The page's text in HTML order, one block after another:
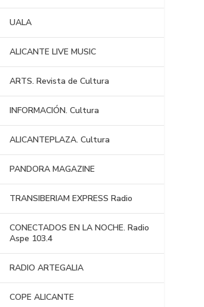
UALA
ALICANTE LIVE MUSIC
ARTS. Revista de Cultura
INFORMACIÓN. Cultura
ALICANTEPLAZA. Cultura
PANDORA MAGAZINE
TRANSIBERIAM EXPRESS Radio
CONECTADOS EN LA NOCHE. Radio
Aspe 103.4
RADIO ARTEGALIA
COPE ALICANTE